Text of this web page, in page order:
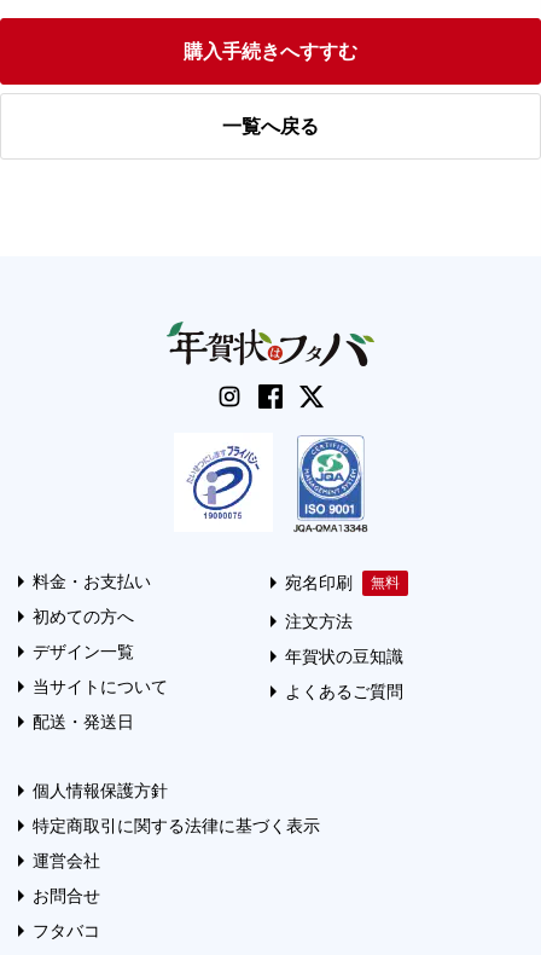
購入手続きへすすむ
一覧へ戻る
料金・お支払い
初めての方へ
デザイン一覧
当サイトについて
配送・発送日
宛名印刷
注文方法
年賀状の豆知識
よくあるご質問
個人情報保護方針
特定商取引に関する法律に基づく表示
運営会社
お問合せ
フタバコ